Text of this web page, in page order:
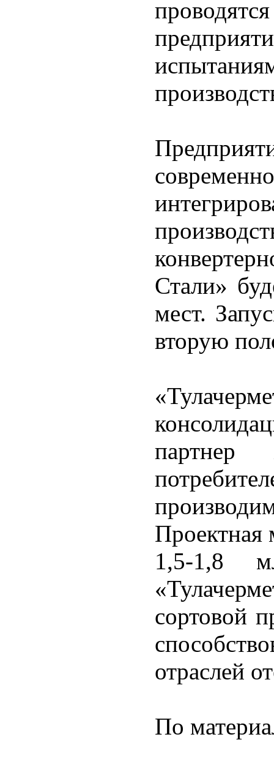
Стали»
мест.
вторую
партнер
Проектная
1,5-1,8
сортовой
отраслей
По